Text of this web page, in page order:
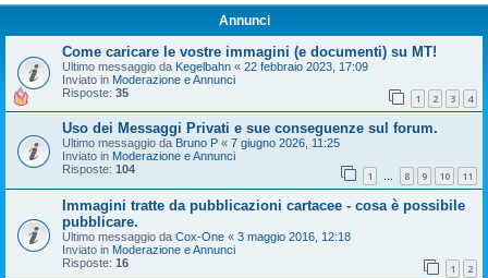
Annunci
Come caricare le vostre immagini (e documenti) su MT!
Ultimo messaggio da Kegelbahn « 22 febbraio 2023, 17:09
Inviato in Moderazione e Annunci
Risposte: 35 1 2 3 4
Uso dei Messaggi Privati e sue conseguenze sul forum.
Ultimo messaggio da Bruno P « 7 giugno 2026, 11:25
Inviato in Moderazione e Annunci
Risposte: 104 1 … 8 9 10 11
Immagini tratte da pubblicazioni cartacee - cosa è possibile
pubblicare.
Ultimo messaggio da Cox-One « 3 maggio 2016, 12:18
Inviato in Moderazione e Annunci
Risposte: 16 1 2